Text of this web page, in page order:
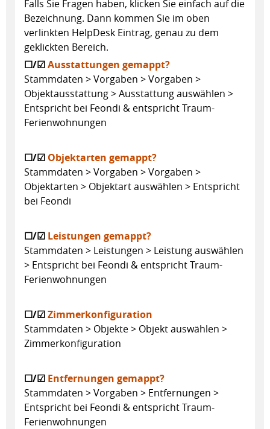
Falls Sie Fragen haben, klicken Sie einfach auf die
Bezeichnung. Dann kommen Sie im oben
verlinkten HelpDesk Eintrag, genau zu dem
geklickten Bereich.
☐/☑Ausstattungen gemappt?
Stammdaten > Vorgaben > Vorgaben >
Objektausstattung > Ausstattung auswählen >
Entspricht bei Feondi & entspricht Traum-
Ferienwohnungen
☐/☑ Objektarten gemappt?
Stammdaten > Vorgaben > Vorgaben >
Objektarten > Objektart auswählen > Entspricht
bei Feondi
☐/☑ Leistungen gemappt?
Stammdaten > Leistungen > Leistung auswählen
> Entspricht bei Feondi & entspricht Traum-
Ferienwohnungen
☐/☑Zimmerkonfiguration
Stammdaten > Objekte > Objekt auswählen >
Zimmerkonfiguration
☐/☑ Entfernungen gemappt?
Stammdaten > Vorgaben > Entfernungen >
Entspricht bei Feondi & entspricht Traum-
Ferienwohnungen